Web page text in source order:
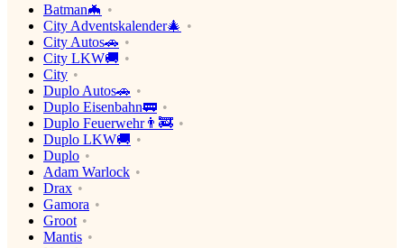
Batman🦇
City Adventskalender🎄
City Autos🚗
City LKW🚚
City
Duplo Autos🚗
Duplo Eisenbahn🚃
Duplo Feuerwehr👨‍🚒
Duplo LKW🚚
Duplo
Adam Warlock
Drax
Gamora
Groot
Mantis